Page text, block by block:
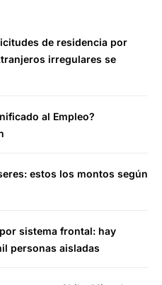
de residencia por
irregulares se
al Empleo?
estos los montos según
sistema frontal: hay
personas aisladas